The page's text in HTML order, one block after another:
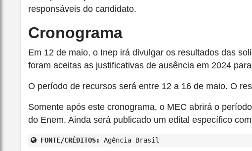
responsáveis do candidato.
Cronograma
Em 12 de maio, o Inep irá divulgar os resultados das
foram aceitas as justificativas de ausência em 2024
O período de recursos será entre 12 a 16 de maio. O
Somente após este cronograma, o MEC abrirá o
do Enem. Ainda será publicado um edital específico
FONTE/CRÉDITOS: Agência Brasil